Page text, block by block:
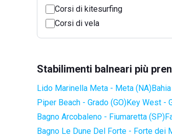
Corsi di kitesurfing
Corsi di vela
Stabilimenti balneari più
Lido Marinella Meta - Meta (NA)
Piper Beach - Grado (GO)Key West -
Bagno Arcobaleno - Fiumaretta (SP)
Bagno Le Dune Del Forte - Forte dei